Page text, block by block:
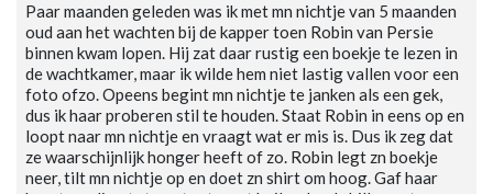
Paar maanden geleden was ik met mn nichtje van 5 maanden
oud aan het wachten bij de kapper toen Robin van Persie
binnen kwam lopen. Hij zat daar rustig een boekje te lezen in
de wachtkamer, maar ik wilde hem niet lastig vallen voor een
foto ofzo. Opeens begint mn nichtje te janken als een gek,
dus ik haar proberen stil te houden. Staat Robin in eens op en
loopt naar mn nichtje en vraagt wat er mis is. Dus ik zeg dat
ze waarschijnlijk honger heeft of zo. Robin legt zn boekje
neer, tilt mn nichtje op en doet zn shirt om hoog. Gaf haar